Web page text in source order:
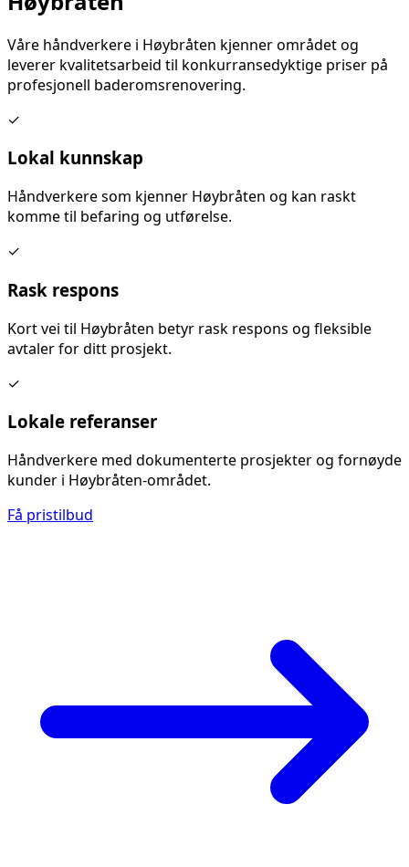
Våre håndverkere i Høybråten kjenner området og
leverer kvalitetsarbeid til konkurransedyktige priser på
profesjonell baderomsrenovering.
✓
Lokal kunnskap
Håndverkere som kjenner Høybråten og kan raskt
komme til befaring og utførelse.
✓
Rask respons
Kort vei til Høybråten betyr rask respons og fleksible
avtaler for ditt prosjekt.
✓
Lokale referanser
Håndverkere med dokumenterte prosjekter og fornøyde
kunder i Høybråten-området.
Få pristilbud